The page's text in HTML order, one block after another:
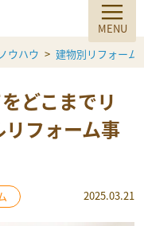
ウハウ 建物別リフォーム
どこまでリ
フォーム事
2025.03.21